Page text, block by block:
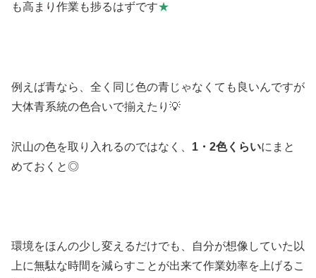
も高まり作業も捗るはずです★
例えば青なら、全く同じ色の青じゃなくても良いんですが
大体青系統の色合いで揃えたり💡
沢山の色を取り入れるのではなく、 1・2色くらいにまと
めておくと◎
環境をほんの少し変えるだけでも、自分が想像していた以
上に無駄な時間を減らすことが出来て作業効率を上げるこ